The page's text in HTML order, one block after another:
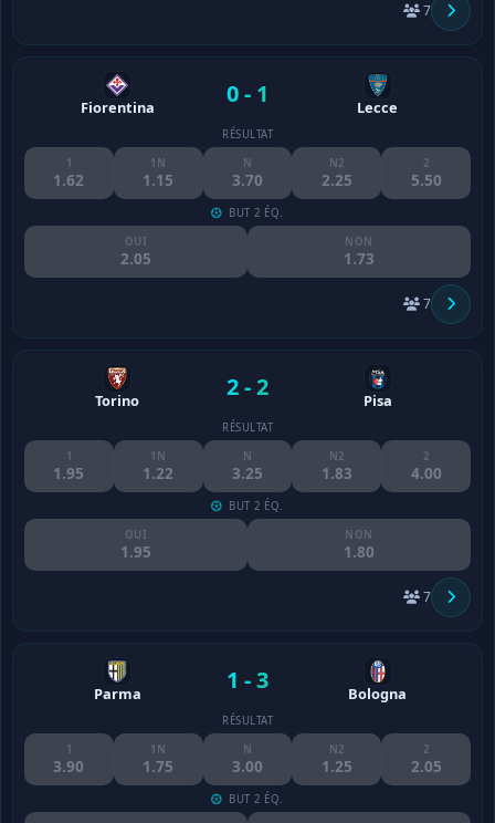
7
Fiorentina 0 - 1 Lecce
RÉSULTAT
1
1.62
1N
1.15
N
3.70
N2
2.25
2
5.50
BUT 2 ÉQ.
OUI
2.05
NON
1.73
7
Torino 2 - 2 Pisa
RÉSULTAT
1
1.95
1N
1.22
N
3.25
N2
1.83
2
4.00
BUT 2 ÉQ.
OUI
1.95
NON
1.80
7
Parma 1 - 3 Bologna
RÉSULTAT
1
3.90
1N
1.75
N
3.00
N2
1.25
2
2.05
BUT 2 ÉQ.